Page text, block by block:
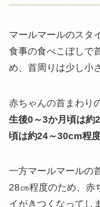
マールマールのスタ
食事の食べこぼしで
め、首周りは少し小
赤ちゃんの首まわり
生後0～3か月頃は約
頃は約24～30cm程
一方マールマールの
28㎝程度のため、赤
イがきつくなってし